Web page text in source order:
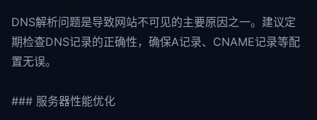
DNS解析问题是导致网站不可见的主要原因之一。建议定
期检查DNS记录的正确性，确保A记录、CNAME记录等配
置无误。
### 服务器性能优化